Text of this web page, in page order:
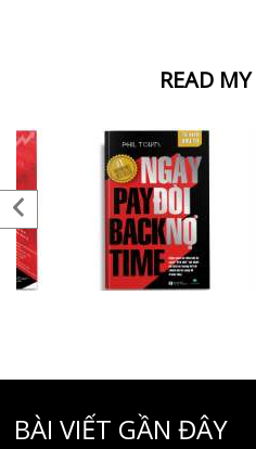
READ
BÀI VIẾT GẦN ĐÂY